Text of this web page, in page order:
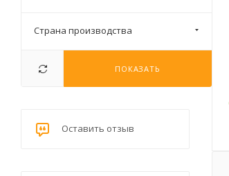
Страна производства
ПОКАЗАТЬ
Оставить отзыв